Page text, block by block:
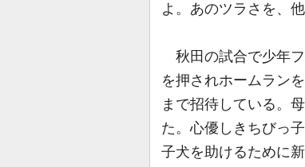
よ。あのツラさを、
秋田の試合で少年
を押されホームラン
まで招待している。
た。心優しきちびっ
子犬を助けるために